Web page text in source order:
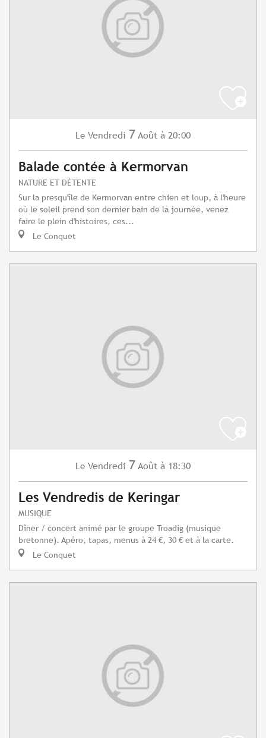
Le Vendredi 7 Août à 20:00
Balade contée à Kermorvan
NATURE ET DÉTENTE
Sur la presqu'île de Kermorvan entre chien et loup, à l'heure
où le soleil prend son dernier bain de la journée, venez
faire le plein d'histoires, ces...
Le Conquet
Le Vendredi 7 Août à 18:30
Les Vendredis de Keringar
MUSIQUE
Dîner / concert animé par le groupe Troadig (musique
bretonne). Apéro, tapas, menus à 24 €, 30 € et à la carte.
Le Conquet